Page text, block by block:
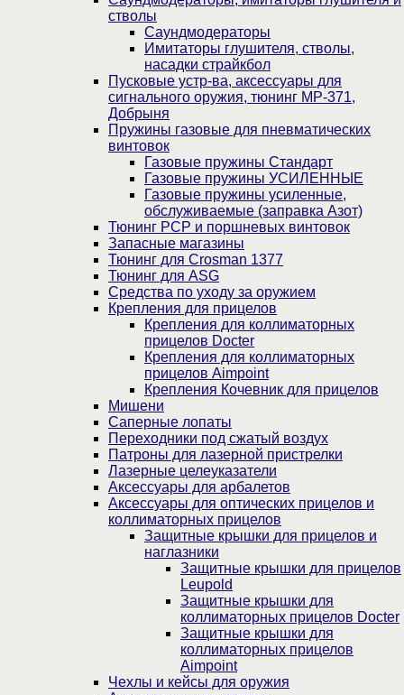
стволы
Саундмодераторы
Имитаторы глушителя, стволы,
насадки страйкбол
Пусковые устр-ва, аксессуары для
сигнального оружия, тюнинг МР-371,
Добрыня
Пружины газовые для пневматических
винтовок
Газовые пружины Стандарт
Газовые пружины УСИЛЕННЫЕ
Газовые пружины усиленные,
обслуживаемые (заправка Азот)
Тюнинг PCP и поршневых винтовок
Запасные магазины
Тюнинг для Crosman 1377
Тюнинг для ASG
Средства по уходу за оружием
Крепления для прицелов
Крепления для коллиматорных
прицелов Docter
Крепления для коллиматорных
прицелов Aimpoint
Крепления Кочевник для прицелов
Мишени
Саперные лопаты
Переходники под сжатый воздух
Патроны для лазерной пристрелки
Лазерные целеуказатели
Аксессуары для арбалетов
Аксессуары для оптических прицелов и
коллиматорных прицелов
Защитные крышки для прицелов и
наглазники
Защитные крышки для прицелов
Leupold
Защитные крышки для
коллиматорных прицелов Docter
Защитные крышки для
коллиматорных прицелов
Aimpoint
Чехлы и кейсы для оружия